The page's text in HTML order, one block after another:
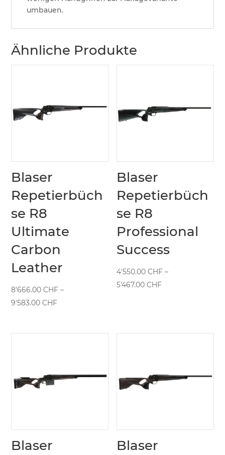
umbauen.
Ähnliche Produkte
Blaser
Repetierbüch
se R8
Ultimate
Carbon
Leather
8'666.00CHF –
9'583.00CHFPreisspanne:
Blaser
Repetierbüch
se R8
Professional
Success
4'550.00CHF –
5'467.00CHFPreisspanne:
Blaser
Blaser